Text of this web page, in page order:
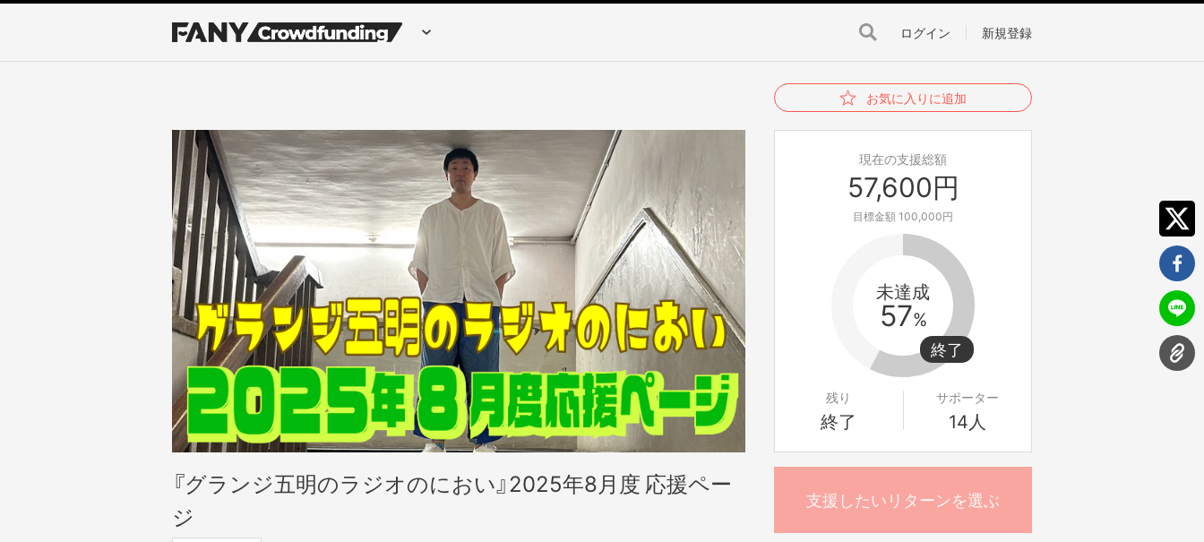
ログイン 新規登録
お気に入りに追加
『グランジ五明のラジオのにおい』2025年8月度 応援ペー
ジ
現在の支援総額
57,600円
目標金額 100,000円
未達成
57%
残り
終了
サポーター
14人
支援したいリターンを選ぶ